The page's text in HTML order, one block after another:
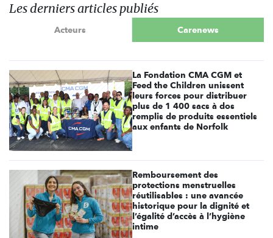
Les derniers articles publiés
Acteurs Carenews
La Fondation CMA CGM et
Feed the Children unissent
leurs forces pour distribuer
plus de 1 400 sacs à dos
remplis de produits essentiels
aux enfants de Norfolk
Remboursement des
protections menstruelles
réutilisables : une avancée
historique pour la dignité et
l’égalité d’accès à l’hygiène
intime